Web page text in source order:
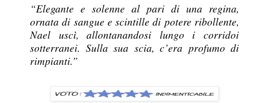
“Elegante e solenne al pari di una regina,
ornata di sangue e scintille di potere ribollente,
Nael uscì, allontanandosi lungo i corridoi
sotterranei. Sulla sua scia, c’era profumo di
rimpianti.”